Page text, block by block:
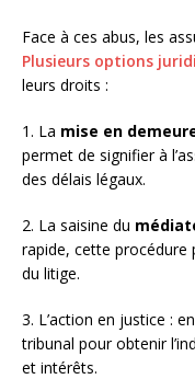
Face à ces abus, les
Plusieurs options
leurs droits :
1. La mise en
permet de signifier à
des délais légaux.
2. La saisine du
rapide, cette procédure
du litige.
3. L’action en justice :
tribunal pour obtenir
et intérêts.